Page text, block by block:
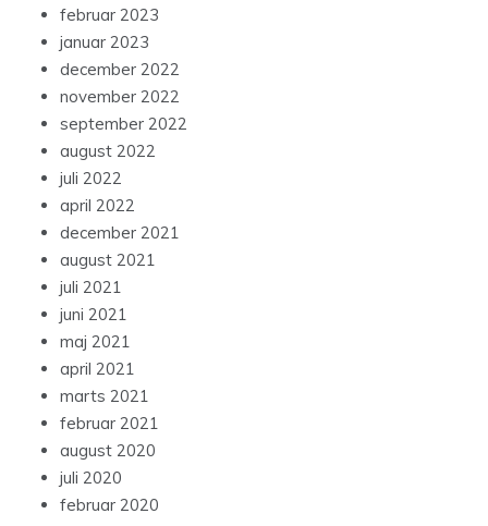
februar 2023
januar 2023
december 2022
november 2022
september 2022
august 2022
juli 2022
april 2022
december 2021
august 2021
juli 2021
juni 2021
maj 2021
april 2021
marts 2021
februar 2021
august 2020
juli 2020
februar 2020